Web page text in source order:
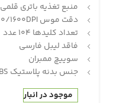
منبع تغذیه باتری قلمی
دقت موس 800/1200/1600DPI
تعداد کلیدها 104 عدد
فاقد لیبل فارسی
سوییچ ممبران
جنس بدنه پلاستیک ABS مقاوم
موجود در انبار